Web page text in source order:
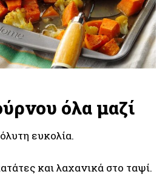
όλα μαζί
ευκολία.
και λαχανικά στο ταψί.